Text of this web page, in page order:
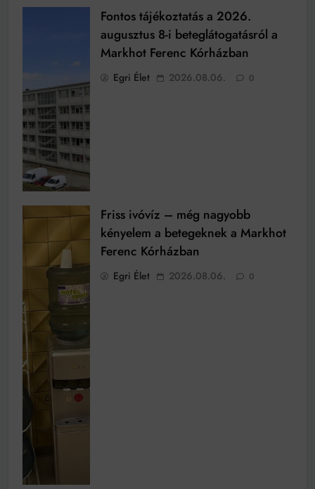
Fontos tájékoztatás a 2026.
augusztus 8-i beteglátogatásról a
Markhot Ferenc Kórházban
Egri Élet 2026.08.06. 0
Friss ivóvíz – még nagyobb
kényelem a betegeknek a Markhot
Ferenc Kórházban
Egri Élet 2026.08.06. 0